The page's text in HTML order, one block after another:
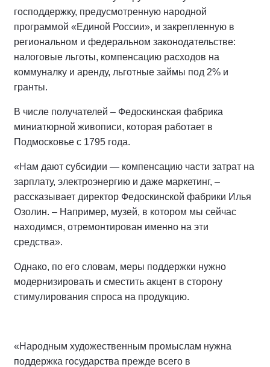
господдержку, предусмотренную народной
программой «Единой России», и закрепленную в
региональном и федеральном законодательстве:
налоговые льготы, компенсацию расходов на
коммуналку и аренду, льготные займы под 2% и
гранты.
В числе получателей – Федоскинская фабрика
миниатюрной живописи, которая работает в
Подмосковье с 1795 года.
«Нам дают субсидии — компенсацию части затрат на
зарплату, электроэнергию и даже маркетинг, –
рассказывает директор Федоскинской фабрики Илья
Озолин. – Например, музей, в котором мы сейчас
находимся, отремонтирован именно на эти
средства».
Однако, по его словам, меры поддержки нужно
модернизировать и сместить акцент в сторону
стимулирования спроса на продукцию.
«Народным художественным промыслам нужна
поддержка государства прежде всего в